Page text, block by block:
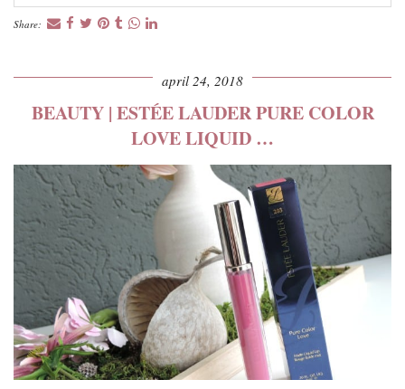
Share:
april 24, 2018
BEAUTY | ESTÉE LAUDER PURE COLOR
LOVE LIQUID …